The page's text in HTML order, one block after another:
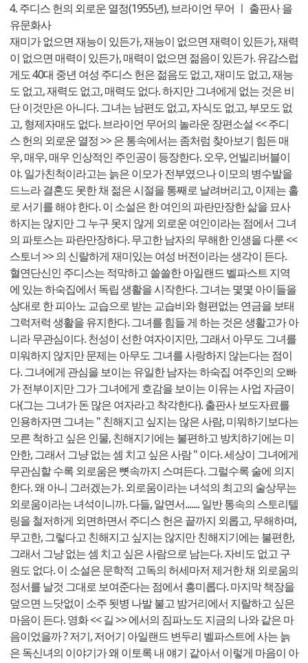
4. 주디스 헌의 외로운 열정(1955년), 브라이언 무어 ㅣ 출판사 을
유문화사
재미가 없으면 재능이 있든가, 재능이 없으면 재력이 있든가, 재력
이 없으면 매력이 있든가, 매력이 없으면 젊음이 있든가. 유감스럽
게도 40대 중년 여성 주디스 헌은 젊음도 없고, 재미도 없고, 재능
도 없고, 재력도 없고, 매력도 없다. 하지만 그녀에게 없는 것은 비
단 이것만은 아니다. 그녀는 남편도 없고, 자식도 없고, 부모도 없
고, 형제자매도 없다. 브라이언 무어의 놀라운 장편소설 << 주디
스 헌의 외로운 열정 >> 은 통속에서는 좀처럼 찾아보기 힘든 매
우, 매우, 매우 인상적인 주인공이 등장한다. 오우, 언빌리버블이
야. 일가친척이라고는 늙은 이모가 전부였으나 이모의 병수발을
드느라 결혼도 못한 채 젊은 시절을 통째로 날려버리고, 이제는 홀
로 서기를 해야 한다. 이 소설은 한 여인의 파란만장한 삶을 묘사
하지는 않지만 그 누구 못지 않게 외로운 여인이라는 점에서 그녀
의 파토스는 파란만장하다. 무고한 남자의 무해한 인생을 다룬 <<
스토너 >> 의 신랄하게 재미있는 여성 버전이라는 생각이 든다.
혈연단신인 주디스는 적막하고 쓸쓸한 아일랜드 벨파스트 지역
에 있는 하숙집에서 독립 생활을 시작한다. 그녀는 몇몇 아이들을
상대로 한 피아노 교습으로 받는 교습비와 형편없는 연금을 보태
그럭저럭 생활을 유지한다. 그녀를 힘들 게 하는 것은 생활고가 아
니라 무관심이다. 천성이 선한 여자이지만, 그래서 아무도 그녀를
미워하지 않지만 문제는 아무도 그녀를 사랑하지 않는다는 점이
다. 그녀에게 관심을 보이는 유일한 남자는 하숙집 여주인의 오빠
가 전부이지만 그가 그녀에게 호감을 보이는 이유는 사업 자금이
다(그는 그녀가 돈 많은 여자라고 착각한다). 출판사 보도자료를
인용하자면 그녀는 " 친해지고 싶지는 않은 사람, 미워하기보다는
모른 척하고 싶은 인물, 친해지기에는 불편하고 방치하기에는 미
안한, 그래서 그냥 없는 셈 치고 싶은 사람 " 이다. 세상이 그녀에게
무관심할 수록 외로움은 뼛속까지 스며든다. 그럴수록 술에 의지
한다. 왜 아니 그러겠는가. 외로움이라는 녀석의 최고의 술상무는
외로움이라는 녀석이니까. 다들, 알면서....... 일반 통속의 스토리텔
링을 철저하게 외면하면서 주디스 헌은 끝까지 외롭고, 무해하며,
무고한, 그렇다고 친해지고 싶지는 않지만 친해지기에는 불편한,
그래서 그냥 없는 셈 치고 싶은 사람으로 남는다. 자비도 없고 구
원도 없다. 이 소설은 문학적 고독의 허세마저 제거한 채 외로움의
정서를 날것 그대로 보여준다는 점에서 흥미롭다. 마지막 책장을
덮으면 느닷없이 소주 됫병 나발 불고 밤거리에서 지랄하고 싶은
마음이 든다. 영화 << 길 >> 에서의 짐파노도 지금의 나와 같은 마
음이었을까 ? 저기, 저어기 아일랜드 변두리 벨파스트에 사는 늙
은 독신녀의 이야기가 왜 이토록 내 얘기 같아서 이렇게 마음이 아